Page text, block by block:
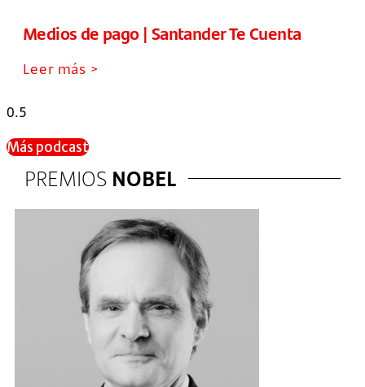
Medios de pago | Santander Te Cuenta
Leer más >
Más podcast
PREMIOS NOBEL